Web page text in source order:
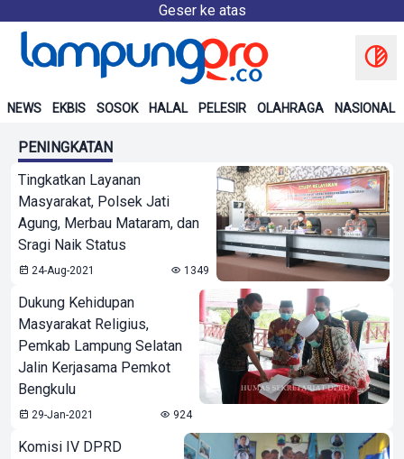
Geser ke atas
NEWS EKBIS SOSOK HALAL PELESIR OLAHRAGA NASIONAL
PENINGKATAN
Tingkatkan Layanan
Masyarakat, Polsek Jati
Agung, Merbau Mataram, dan
Sragi Naik Status
24-Aug-2021 1349
Dukung Kehidupan
Masyarakat Religius,
Pemkab Lampung Selatan
Jalin Kerjasama Pemkot
Bengkulu
29-Jan-2021 924
Komisi IV DPRD